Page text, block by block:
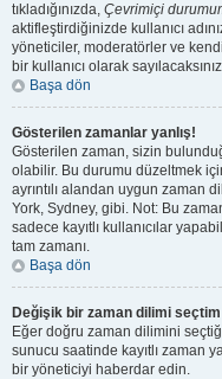
tıkladığınızda, Çevrimiçi
aktifleştirdiğinizde kullanıcı
yöneticiler, moderatörler ve
bir kullanıcı olarak
Başa dön
Gösterilen zamanlar yanlış!
Gösterilen zaman, sizin
olabilir. Bu durumu düzeltmek
ayrıntılı alandan uygun zaman
York, Sydney, gibi. Not: Bu
sadece kayıtlı kullanıcılar
tam zamanı.
Başa dön
Değişik bir zaman dilimi
Eğer doğru zaman dilimini
sunucu saatinde kayıtlı zaman
bir yöneticiyi haberdar edin.